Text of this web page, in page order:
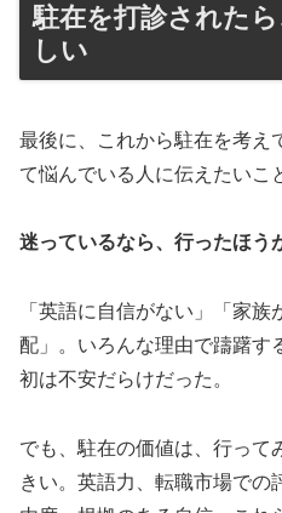
駐在を打診された
しい
最後に、これから駐在を考え
て悩んでいる人に伝えたいこ
迷っているなら、行ったほう
「英語に自信がない」「家
配」。いろんな理由で躊躇す
初は不安だらけだった。
でも、駐在の価値は、行って
きい。英語力、転職市場での